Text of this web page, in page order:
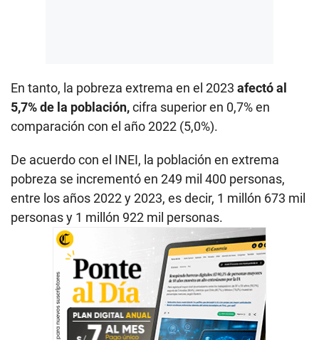
En tanto, la pobreza extrema en el 2023 afectó al
5,7% de la población,cifra superior en 0,7% en
comparación con el año 2022 (5,0%).
De acuerdo con el INEI, la población en extrema
pobreza se incrementó en 249 mil 400 personas,
entre los años 2022 y 2023, es decir, 1 millón 673 mil
personas y 1 millón 922 mil personas.